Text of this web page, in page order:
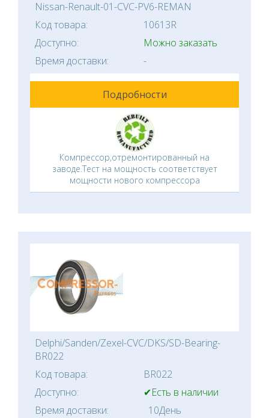
Nissan-Renault-01-CVC-PV6-REMAN
Код товара:
10613R
Доступно:
Можно заказать
Время доставки:
-
Подробности
Компрессор,отремонтированный на
заводе.Тест на мощность соответствует
мощности нового компрессора
Delphi/Sanden/Zexel-CVC/DKS/SD-Bearing-
BR022
Код товара:
BR022
Доступно:
✔Есть в наличии
Время доставки:
10День